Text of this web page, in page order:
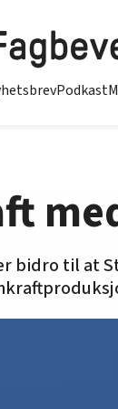
Podkast
bidro til at